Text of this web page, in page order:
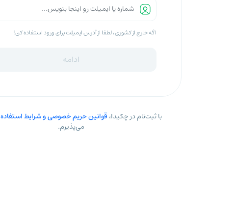
اگه خارج از کشوری، لطفا از آدرس ایمیلت برای ورود استفاده کن!
ادامه
با ثبت‌نام در چکیدا، قوانین حریم خصوصی و شرایط استفاده
می‌پذیرم.